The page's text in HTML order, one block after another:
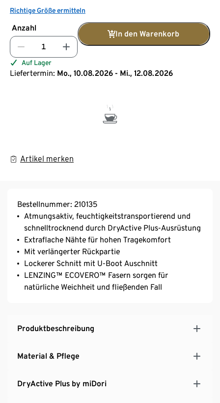
Richtige Größe ermitteln
Anzahl
In den Warenkorb
Auf Lager
Liefertermin: Mo., 10.08.2026 - Mi., 12.08.2026
Artikel merken
Bestellnummer: 210135
Atmungsaktiv, feuchtigkeitstransportierend und
schnelltrocknend durch DryActive Plus-Ausrüstung
Extraflache Nähte für hohen Tragekomfort
Mit verlängerter Rückpartie
Lockerer Schnitt mit U-Boot Auschnitt
LENZING™ ECOVERO™ Fasern sorgen für
natürliche Weichheit und fließenden Fall
Produktbeschreibung
Material & Pflege
DryActive Plus by miDori